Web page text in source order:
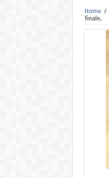
Home /
finale.